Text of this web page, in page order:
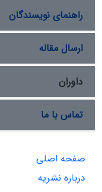
راهنمای نویسندگان
ارسال مقاله
داوران
تماس با ما
صفحه اصلی
درباره نشریه